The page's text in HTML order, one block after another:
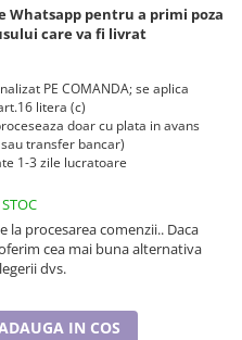
Whatsapp pentru a primi poza
care va fi livrat
PE COMANDA; se aplica
litera (c)
doar cu plata in avans
transfer bancar)
1-3 zile lucratoare
la procesarea comenzii.. Daca
cea mai buna alternativa
dvs.
IN COS